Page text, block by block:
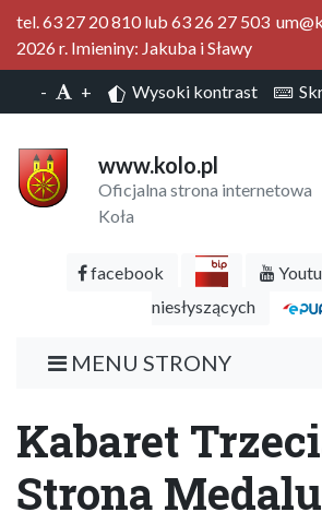
tel. 63 27 20 810 lub 63 26 27 503
2026 r. Imieniny: Jakuba i Sławy
- + Wysoki kontrast
www.kolo.pl
Oficjalna strona internetowa
Koła
facebook
niesłyszących
MENU STRONY
Kabaret
Strona Medalu